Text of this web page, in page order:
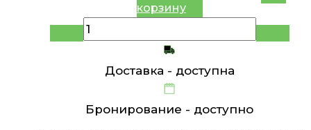
корзину
Доставка - доступна
Бронирование - доступно